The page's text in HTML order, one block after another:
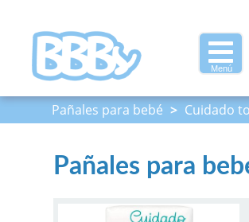
Menú
Pañales para bebé > Cuidado
Pañales para